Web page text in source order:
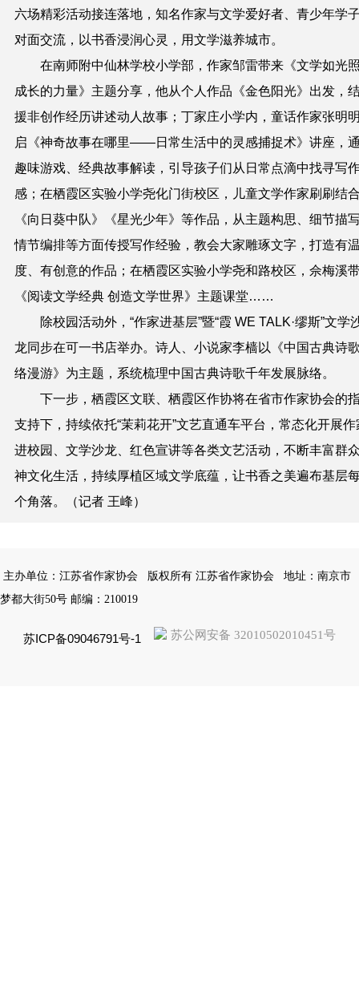
六场精彩活动接连落地，知名作家与文学爱好者、青少年学
对面交流，以书香浸润心灵，用文学滋养城市。
在南师附中仙林学校小学部，作家邹雷带来《文学如光
成长的力量》主题分享，他从个人作品《金色阳光》出发，
援非创作经历讲述动人故事；丁家庄小学内，童话作家张明
启《神奇故事在哪里——日常生活中的灵感捕捉术》讲座，
趣味游戏、经典故事解读，引导孩子们从日常点滴中找寻写
感；在栖霞区实验小学尧化门街校区，儿童文学作家刷刷结
《向日葵中队》《星光少年》等作品，从主题构思、细节描
情节编排等方面传授写作经验，教会大家雕琢文字，打造有
度、有创意的作品；在栖霞区实验小学尧和路校区，佘梅溪
《阅读文学经典 创造文学世界》主题课堂……
除校园活动外，“作家进基层”暨“霞 WE TALK·缪斯”文学
龙同步在可一书店举办。诗人、小说家李樯以《中国古典诗
络漫游》为主题，系统梳理中国古典诗歌千年发展脉络。
下一步，栖霞区文联、栖霞区作协将在省市作家协会的
支持下，持续依托“茉莉花开”文艺直通车平台，常态化开展作
进校园、文学沙龙、红色宣讲等各类文艺活动，不断丰富群
神文化生活，持续厚植区域文学底蕴，让书香之美遍布基层
个角落。（记者 王峰）
主办单位：江苏省作家协会 版权所有 江苏省作家协会
地址：南京市
梦都大街50号 邮编：210019
苏ICP备09046791号-1 苏公网安备 32010502010451号